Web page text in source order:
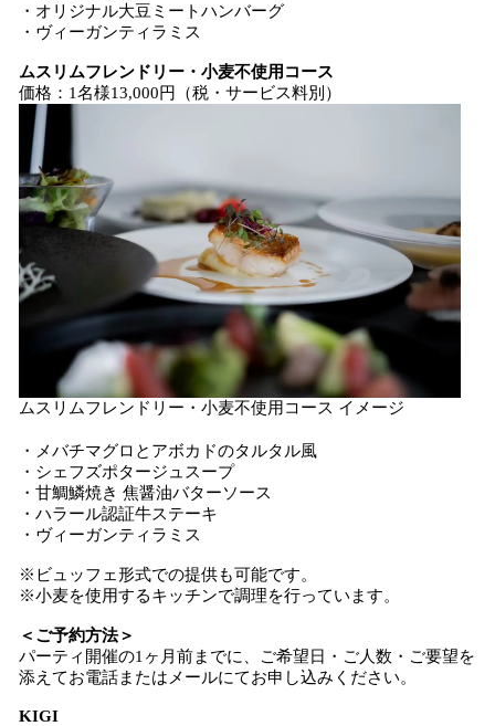
・オリジナル大豆ミートハンバーグ
・ヴィーガンティラミス
ムスリムフレンドリー・小麦不使用コース
価格：1名様13,000円（税・サービス料別）
ムスリムフレンドリー・小麦不使用コース イメージ
・メバチマグロとアボカドのタルタル風
・シェフズポタージュスープ
・甘鯛鱗焼き 焦醤油バターソース
・ハラール認証牛ステーキ
・ヴィーガンティラミス
※ビュッフェ形式での提供も可能です。
※小麦を使用するキッチンで調理を行っています。
＜ご予約方法＞
パーティ開催の1ヶ月前までに、ご希望日・ご人数・ご要望を
添えてお電話またはメールにてお申し込みください。
KIGI